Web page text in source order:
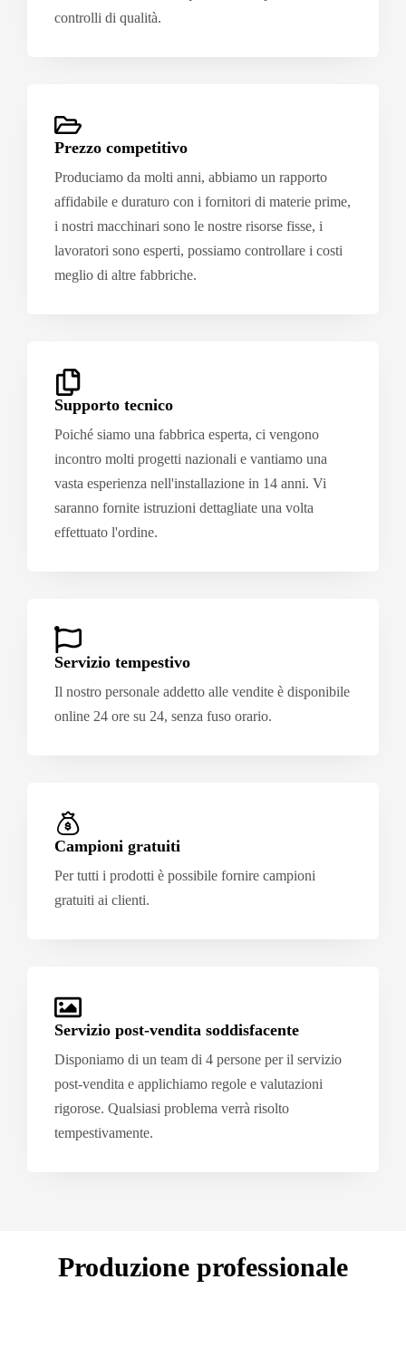
controlli di qualità.
Prezzo competitivo
Produciamo da molti anni, abbiamo un rapporto
affidabile e duraturo con i fornitori di materie prime,
i nostri macchinari sono le nostre risorse fisse, i
lavoratori sono esperti, possiamo controllare i costi
meglio di altre fabbriche.
Supporto tecnico
Poiché siamo una fabbrica esperta, ci vengono
incontro molti progetti nazionali e vantiamo una
vasta esperienza nell'installazione in 14 anni. Vi
saranno fornite istruzioni dettagliate una volta
effettuato l'ordine.
Servizio tempestivo
Il nostro personale addetto alle vendite è disponibile
online 24 ore su 24, senza fuso orario.
Campioni gratuiti
Per tutti i prodotti è possibile fornire campioni
gratuiti ai clienti.
Servizio post-vendita soddisfacente
Disponiamo di un team di 4 persone per il servizio
post-vendita e applichiamo regole e valutazioni
rigorose. Qualsiasi problema verrà risolto
tempestivamente.
Produzione professionale